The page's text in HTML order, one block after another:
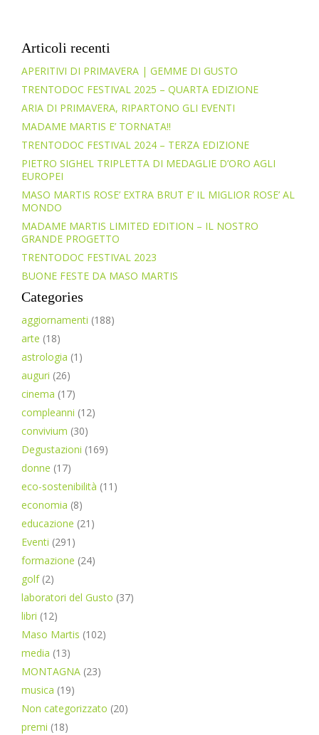
Articoli recenti
APERITIVI DI PRIMAVERA | GEMME DI GUSTO
TRENTODOC FESTIVAL 2025 – QUARTA EDIZIONE
ARIA DI PRIMAVERA, RIPARTONO GLI EVENTI
MADAME MARTIS E’ TORNATA!!
TRENTODOC FESTIVAL 2024 – TERZA EDIZIONE
PIETRO SIGHEL TRIPLETTA DI MEDAGLIE D’ORO AGLI
EUROPEI
MASO MARTIS ROSE’ EXTRA BRUT E’ IL MIGLIOR ROSE’ AL
MONDO
MADAME MARTIS LIMITED EDITION – IL NOSTRO
GRANDE PROGETTO
TRENTODOC FESTIVAL 2023
BUONE FESTE DA MASO MARTIS
Categories
aggiornamenti (188)
arte (18)
astrologia (1)
auguri (26)
cinema (17)
compleanni (12)
convivium (30)
Degustazioni (169)
donne (17)
eco-sostenibilità (11)
economia (8)
educazione (21)
Eventi (291)
formazione (24)
golf(2)
laboratori del Gusto (37)
libri (12)
Maso Martis (102)
media (13)
MONTAGNA (23)
musica (19)
Non categorizzato (20)
premi (18)